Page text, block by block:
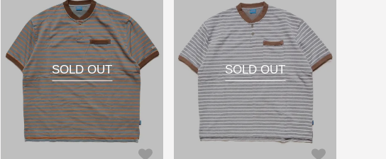
SOLD OUT SOLD OUT